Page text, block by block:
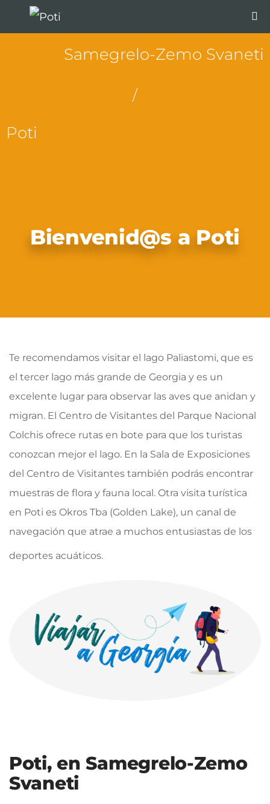
Samegrelo-Zemo Svaneti
/
Poti
Bienvenid@s a Poti
Te recomendamos visitar el lago Paliastomi, que es
el tercer lago más grande de Georgia y es un
excelente lugar para observar las aves que anidan y
migran. El Centro de Visitantes del Parque Nacional
Colchis ofrece rutas en bote para que los turistas
conozcan mejor el lago. En la Sala de Exposiciones
del Centro de Visitantes también podrás encontrar
muestras de flora y fauna local. Otra visita turística
en Poti es Okros Tba (Golden Lake), un canal de
navegación que atrae a muchos entusiastas de los
deportes acuáticos.
Poti, en Samegrelo-Zemo
Svaneti